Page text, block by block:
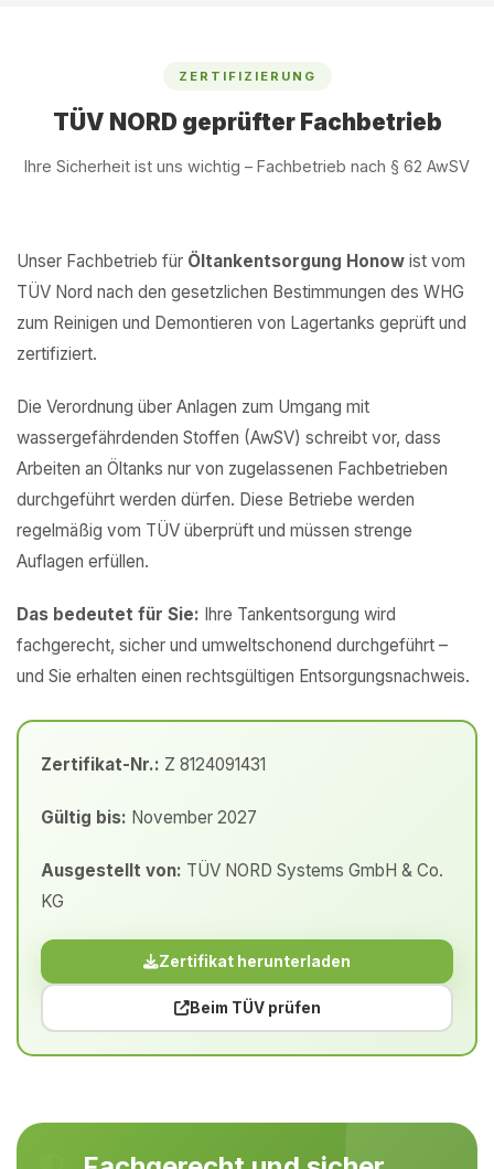
ZERTIFIZIERUNG
TÜV NORD geprüfter Fachbetrieb
Ihre Sicherheit ist uns wichtig – Fachbetrieb nach § 62 AwSV
Unser Fachbetrieb für Öltankentsorgung Honow ist vom
TÜV Nord nach den gesetzlichen Bestimmungen des WHG
zum Reinigen und Demontieren von Lagertanks geprüft und
zertifiziert.
Die Verordnung über Anlagen zum Umgang mit
wassergefährdenden Stoffen (AwSV) schreibt vor, dass
Arbeiten an Öltanks nur von zugelassenen Fachbetrieben
durchgeführt werden dürfen. Diese Betriebe werden
regelmäßig vom TÜV überprüft und müssen strenge
Auflagen erfüllen.
Das bedeutet für Sie: Ihre Tankentsorgung wird
fachgerecht, sicher und umweltschonend durchgeführt –
und Sie erhalten einen rechtsgültigen Entsorgungsnachweis.
Zertifikat-Nr.: Z 8124091431
Gültig bis: November 2027
Ausgestellt von: TÜV NORD Systems GmbH & Co.
KG
Zertifikat herunterladen
Beim TÜV prüfen